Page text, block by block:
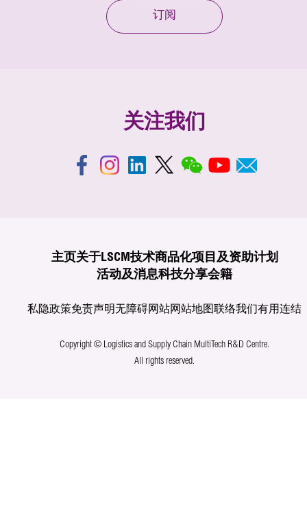
订阅
关注我们
主页关于LSCM技术商品化项目及资助计划
活动及消息科技分享会籍
私隐政策免责声明无障碍网站网站地图联络我们有用连结
Copyright © Logistics and Supply Chain MultiTech R&D Centre.
All rights reserved.